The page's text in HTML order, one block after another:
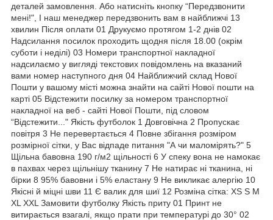
деталей замовлення. Або натисніть кнопку “Передзвонити
мені!", І наш менеджер передзвонить вам в найближчі 13
хвилин Після оплати 01 Друкуємо протягом 1-2 днів 02
Надсилання посилок проходить щодня після 18.00 (окрім
суботи і неділі) 03 Номери транспортної накладної
надсилаємо у вигляді текстових повідомлень на вказаний
вами номер наступного дня 04 Найближчий склад Нової
Пошти у вашому місті можна знайти на сайті Нової пошти на
карті 05 Відстежити посилку за номером транспортної
накладної на веб - сайті Нової Пошти, під словом
“Відстежити..." Якість футболок 1 Довговічна 2 Пропускає
повітря 3 Не перевертається 4 Повне збігання розміром
розмірної сітки, у Вас відпаде питання "А чи маломірять?" 5
Щільна бавовна 190 г/м2 щільності 6 У спеку вона не намокає
в пахвах через щільнішу тканину 7 Не натирає ні тканина, ні
бірки 8 95% бавовни і 5% еластану 9 Не викликає алергію 10
Якісні й міцні шви 11 Є валик для шиї 12 Розміна сітка: XS S M
XL XXL Замовити футболку Якість приту 01 Принт не
витирається взагалі, якщо прати при температурі до 30° 02